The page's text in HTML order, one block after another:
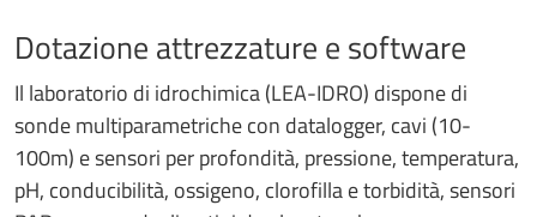
Dotazione attrezzature e software
Il laboratorio di idrochimica (LEA-IDRO) dispone di
sonde multiparametriche con datalogger, cavi (10-
100m) e sensori per profondità, pressione, temperatura,
pH, conducibilità, ossigeno, clorofilla e torbidità, sensori